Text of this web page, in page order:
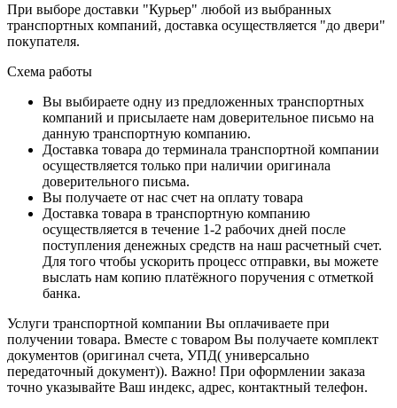
При выборе доставки "Курьер" любой из выбранных
транспортных компаний, доставка осуществляется "до двери"
покупателя.
Схема работы
Вы выбираете одну из предложенных транспортных
компаний и присылаете нам доверительное письмо на
данную транспортную компанию.
Доставка товара до терминала транспортной компании
осуществляется только при наличии оригинала
доверительного письма.
Вы получаете от нас счет на оплату товара
Доставка товара в транспортную компанию
осуществляется в течение 1-2 рабочих дней после
поступления денежных средств на наш расчетный счет.
Для того чтобы ускорить процесс отправки, вы можете
выслать нам копию платёжного поручения с отметкой
банка.
Услуги транспортной компании Вы оплачиваете при
получении товара. Вместе с товаром Вы получаете комплект
документов (оригинал счета, УПД( универсально
передаточный документ)). Важно! При оформлении заказа
точно указывайте Ваш индекс, адрес, контактный телефон.